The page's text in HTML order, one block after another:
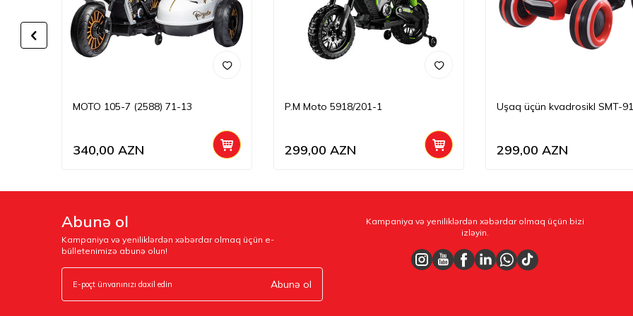
MOTO 105-7 (2588) 71-13
340,00 AZN
P.M Moto 5918/201-1
299,00 AZN
Uşaq üçün kvadrosikl SMT-
299,00 AZN
Abunə ol
Kampaniya və yeniliklərdən xəbərdar olmaq üçün e-
bülletenimizə abunə olun!
Abunə ol
Kampaniya və yeniliklərdən xəbərdar olmaq üçün bizi
izləyin.